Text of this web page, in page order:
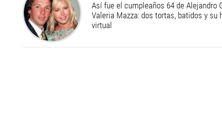
Así fue el cumpleaños 64 de Alejandro
Valeria Mazza: dos tortas, batidos y su
virtual